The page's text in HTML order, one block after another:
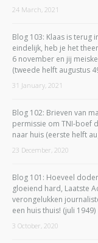
24 March, 2021
Blog 103: Klaas is terug
eindelijk, heb je het
6 november en jij
(tweede helft augustus
31 January, 2021
Blog 102: Brieven van
permissie om TNI-boef
naar huis (eerste helft
23 December, 2020
Blog 101: Hoeveel
gloeiend hard, Laatste
verongelukken
een huis thuis! (juli 1949)
3 October, 2020